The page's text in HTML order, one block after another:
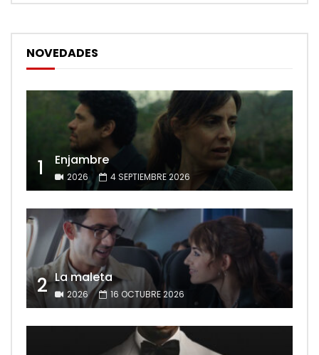
NOVEDADES
1 Enjambre
2026 4 SEPTIEMBRE 2026
2 La maleta
2026 16 OCTUBRE 2026